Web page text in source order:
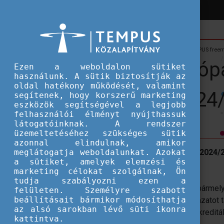
Hallgatói ösztöndíjak Irány Közép-Európa! - CEEPUS
Irány Közép-
ösztöndíjak:
Széles körű pályázási lehetőségek a
oktatók részére.
A CEEPUS freemover pályázattípusban
hallgatók és oktatók nyújthatnak be
valamely CEEPUS tagország bármely
Ezen a weboldalon sütiket
használunk. A sütik biztosítják az
oldal hatékony működését, valamint
segítenek, hogy korszerű marketing
eszközök segítségével a legjobb
felhasználói élményt nyújthassuk
látogatóinknak. A rendszer
üzemeltetéséhez szükséges sütik
azonnal elindulnak, amikor
meglátogatja weboldalunkat. Azokat
a sütiket, amelyek elemzési és
marketing célokat szolgálnak, Ön
tudja szabályozni ezen a
felületen. Személyre szabott
beállításait bármikor módosíthatja
az alsó sarokban lévő süti ikonra
kattintva.